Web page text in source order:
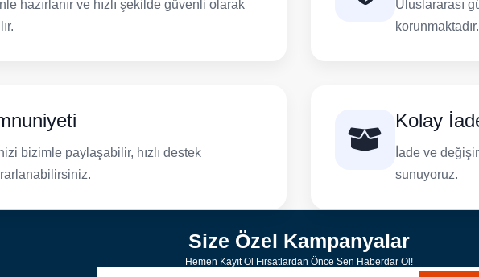
hazırlanır ve hızlı şekilde güvenli olarak
Uluslararası
korunmaktadır.
bizimle paylaşabilir, hızlı destek
Kolay
İade ve
sunuyoruz.
Size Özel Kampanyalar
Hemen Kayıt Ol Fırsatlardan Önce Sen Haberdar Ol!